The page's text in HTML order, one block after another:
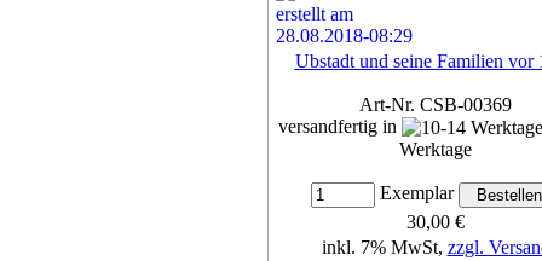
Ubstadt und seine Familien vor
Art-Nr. CSB-00369
versandfertig in
Werktage
Exemplar
30,00 €
inkl. 7% MwSt, zzgl.